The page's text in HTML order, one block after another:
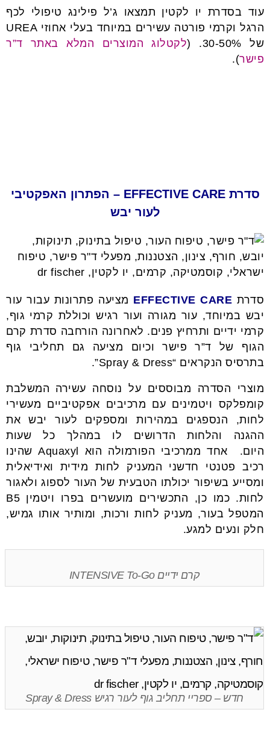
עוד בסדרת יו לקטין תמצאו ג’ל פילינג טיפולי לכף
הרגל וקרמי פורטה עשירים במיוחד בעלי אחוזי UREA
של 30-50%. (
לקטלוג המוצרים המלא באתר ד”ר
פישר).
סדרתEFFECTIVE CARE –
הפתרון האפקטיבי
לעור יבש
סדרת EFFECTIVE CARE מציעה פתרונות עבור עור
יבש במיוחד, עור מגורה ועור רגיש וכוללת קרמי גוף,
קרמי ידיים ותרחיץ פנים. לאחרונה הורחבה סדרת קרם
הגוף של ד”ר פישר וכיום מציעה גם תחליבי גוף
בתרסיס הנקראים “Spray & Dress”.
מוצרי הסדרה מבוססים על נוסחה עשירה המשלבת
קומפלקס ויטמינים עם מרכיבים אפקטיביים מעשירי
לחות, הנספגים במהירות ומספקים לעור יבש את
ההגנה והלחות הדרושים לו במהלך כל שעות
היום. אחד ממרכיבי הפורמולה הוא Aquaxyl שהינו
רכיב פטנטי חדשני המעניק לחות מידית ואידיאלית
ומסייע בשיפור יכולתו הטבעית של העור לספוג ולאגור
לחות. כמו כן, התכשירים מועשרים בפרו ויטמין B5
המטפל בעור, מעניק לחות ורכות, ומותיר אותו גמיש,
חלק ונעים למגע.
קרם ידיים INTENSIVE To-Go
חדש – ספריי תחליב גוף לעור רגיש Spray & Dress